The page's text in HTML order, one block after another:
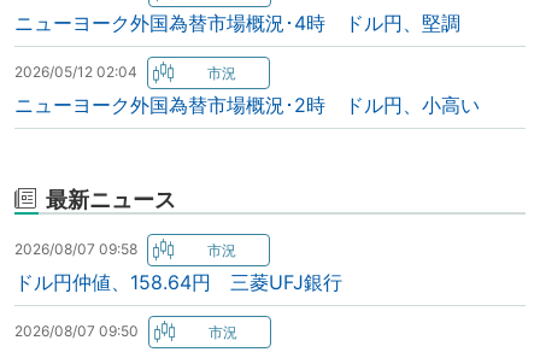
ニューヨーク外国為替市場概況･4時 ドル円、堅調
2026/05/12 02:04
ニューヨーク外国為替市場概況･2時 ドル円、小高い
最新ニュース
2026/08/07 09:58
ドル円仲値、158.64円 三菱UFJ銀行
2026/08/07 09:50